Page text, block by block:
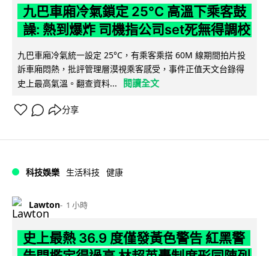
九巴車廂冷氣鎖定 25°C 高溫下乘客鼓
譟: 熱到爆炸 司機指公司set死無得調校
九巴車廂冷氣統一設定 25°C，有乘客乘搭 60M 線期間拍片投
訴車廂悶熱，批評管理層漠視乘客感受，事件正值天文台錄得
史上最高氣溫。翻查資料...
閱讀全文
分享
科技娛樂 生活科技 健康
Lawton 1 小時
史上最熱 36.9 度僅發黃色警告 紅黑警